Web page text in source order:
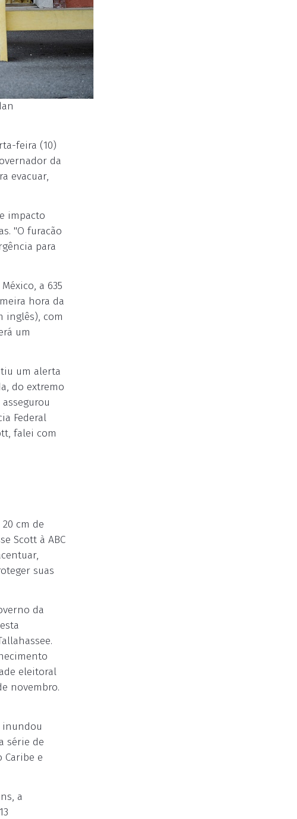
feira (10)
da
evacuar,
impacto
"O furacão
para
a 635
hora da
inglês), com
um
um alerta
do extremo
Federal
falei com
cm de
Scott à ABC
suas
da
eleitoral
novembro.
inundou
série de
Caribe e
a